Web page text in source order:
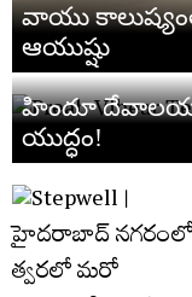
వాయు
ఆయుష్షు
హిందూ
యుద్ధం!